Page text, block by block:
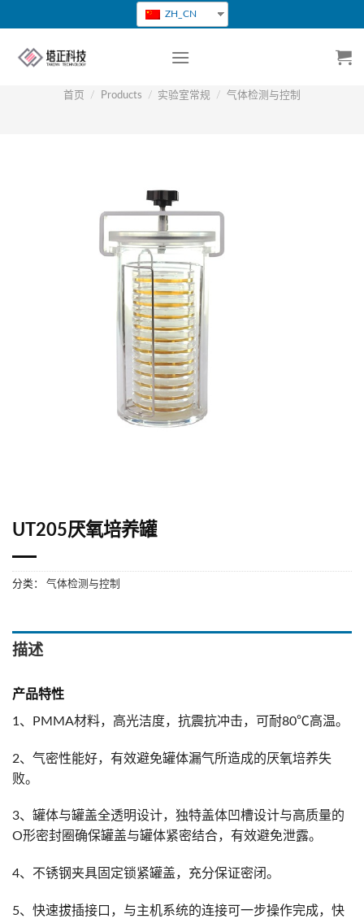
转
ZH_CN
首页 / Products / 实验室常规 / 气体检测与控制
UT205厌氧培养罐
分类： 气体检测与控制
描述
产品特性
1、PMMA材料，高光洁度，抗震抗冲击，可耐80℃高温。
2、气密性能好，有效避免罐体漏气所造成的厌氧培养失
败。
3、罐体与罐盖全透明设计，独特盖体凹槽设计与高质量的
O形密封圈确保罐盖与罐体紧密结合，有效避免泄露。
4、不锈钢夹具固定锁紧罐盖，充分保证密闭。
5、快速拔插接口，与主机系统的连接可一步操作完成，快